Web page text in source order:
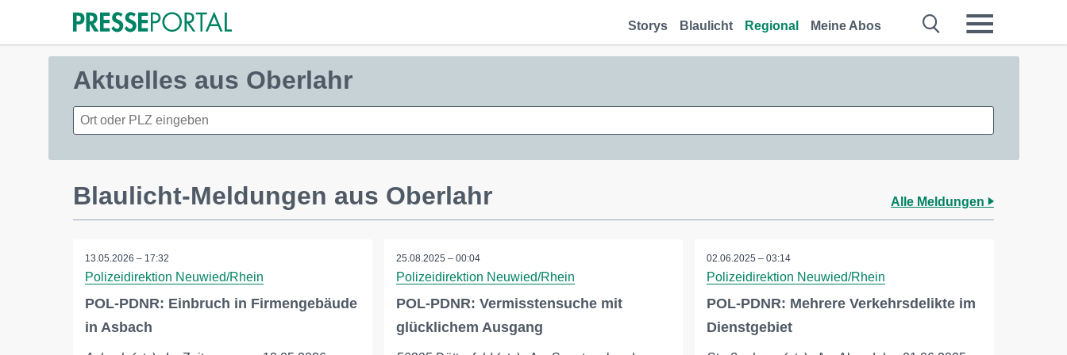
Storys Blaulicht Regional Meine Abos
Aktuelles aus Oberlahr
Blaulicht-Meldungen aus Oberlahr Alle Meldungen
13.05.2026 – 17:32
Polizeidirektion Neuwied/Rhein
POL-PDNR: Einbruch in Firmengebäude
in Asbach
25.08.2025 – 00:04
Polizeidirektion Neuwied/Rhein
POL-PDNR: Vermisstensuche mit
glücklichem Ausgang
02.06.2025 – 03:14
Polizeidirektion Neuwied/Rhein
POL-PDNR: Mehrere Verkehrsdelikte im
Dienstgebiet